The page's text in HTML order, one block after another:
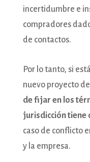
incertidumbre e
compradores
de contactos.
Por lo tanto, si
nuevo proyecto
de fijar en los
jurisdicción tiene
caso de conflicto
y la empresa.